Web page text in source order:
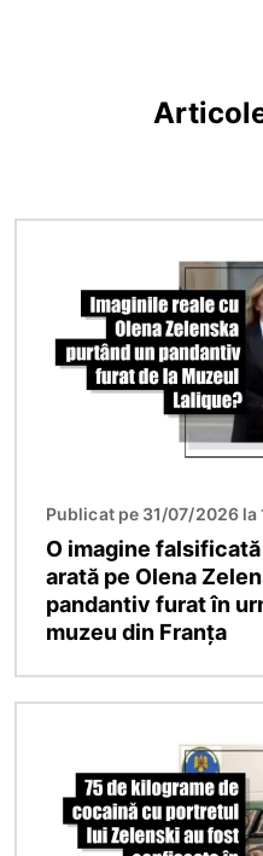
Publicat pe 31/07/2026 la
O imagine
arată pe Olena
pandantiv furat în
muzeu din Franța